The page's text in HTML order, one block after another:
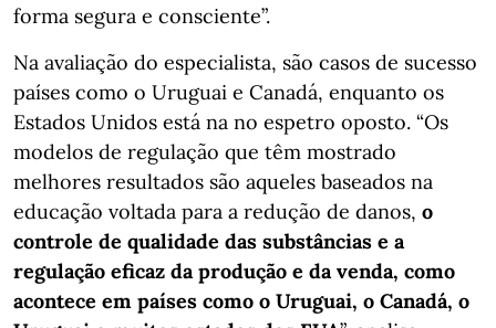
forma segura e consciente”.
Na avaliação do especialista, são casos de sucesso
países como o Uruguai e Canadá, enquanto os
Estados Unidos está na no espetro oposto. “Os
modelos de regulação que têm mostrado
melhores resultados são aqueles baseados na
educação voltada para a redução de danos, o
controle de qualidade das substâncias e a
regulação eficaz da produção e da venda, como
acontece em países como o Uruguai, o Canadá, o